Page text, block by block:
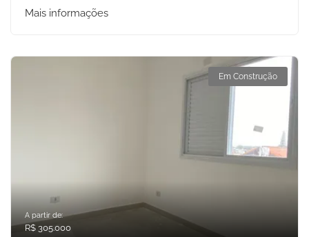
Mais informações
Em Construção
A partir de:
R$ 305.000